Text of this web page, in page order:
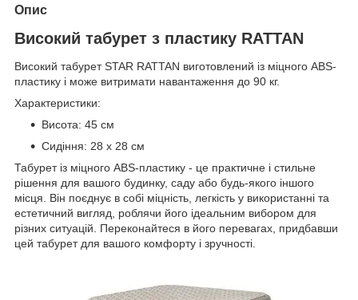
Опис
Високий табурет з пластику RATTAN
Високий табурет STAR RATTAN виготовлений із міцного ABS-
пластику і може витримати навантаження до 90 кг.
Характеристики:
Висота: 45 см
Сидіння: 28 х 28 см
Табурет із міцного ABS-пластику - це практичне і стильне
рішення для вашого будинку, саду або будь-якого іншого
місця. Він поєднує в собі міцність, легкість у використанні та
естетичний вигляд, роблячи його ідеальним вибором для
різних ситуацій. Переконайтеся в його перевагах, придбавши
цей табурет для вашого комфорту і зручності.